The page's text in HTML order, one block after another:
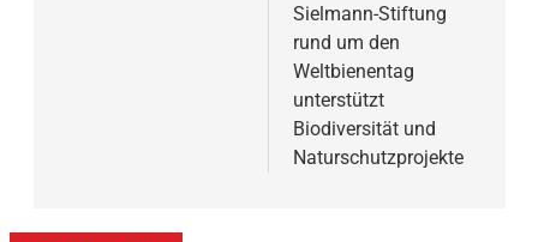
Sielmann-Stiftung
rund um den
Weltbienentag
unterstützt
Biodiversität und
Naturschutzprojekte